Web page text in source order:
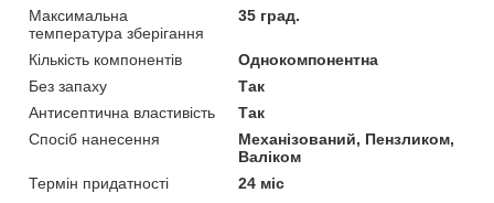
Максимальна
температура зберігання
35 град.
Кількість компонентів
Однокомпонентна
Без запаху
Так
Антисептична властивість
Так
Спосіб нанесення
Механізований, Пензликом,
Валіком
Термін придатності
24 міс